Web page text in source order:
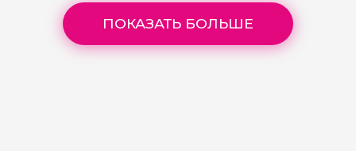
ПОКАЗАТЬ БОЛЬШЕ